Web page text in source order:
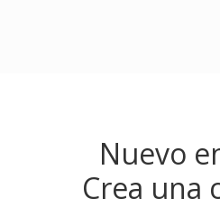
Nuevo
Crea una